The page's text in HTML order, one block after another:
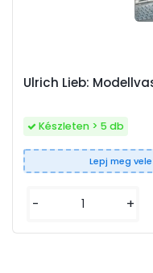
Ulrich Lieb:
Készleten > 5 db
Lepj meg
- +